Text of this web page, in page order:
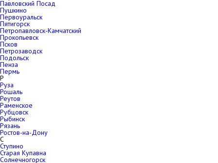
Павловский Посад
Пушкино
Первоуральск
Пятигорск
Петропавловск-Камчатский
Прокопьевск
Псков
Петрозаводск
Подольск
Пенза
Пермь
Р
Руза
Рошаль
Реутов
Раменское
Рубцовск
Рыбинск
Рязань
Ростов-на-Дону
С
Ступино
Старая Купавна
Солнечногорск